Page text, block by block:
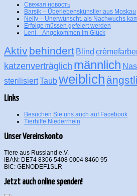
Свежая новость
Barsik – Überlebenskünstler aus Moskau
Nelly – Unerwünscht, als Nachwuchs
Erfolge müssen gefeiert werden
Leni – Angekommen im Glück
Aktivbehindert Blind
katzenverträglich männlich
sterilisiertTaubweiblich
Links
Besuchen Sie uns auch auf Facebook
Tierhilfe Niederrhein
Unser Vereinskonto
Tiere aus Russland e.V.
IBAN: DE74 8306 5408 0004 8460 95
BIC: GENODEF1SLR
Jetzt auch online spenden!